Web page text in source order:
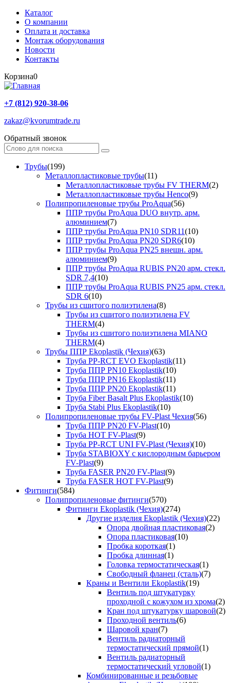
Каталог
О компании
Оплата и доставка
Монтаж оборудования
Новости
Контакты
Корзина0
+7 (812) 920-38-06
zakaz@kvorumtrade.ru
Обратный звонок
Трубы(199)
Металлопластиковые трубы(11)
Металлопластиковые трубы FV THERM(2)
Металлопластиковые трубы Henco(9)
Полипропиленовые трубы ProAqua(56)
ППР трубы ProAqua DUO внутр. арм.
алюминием(7)
ППР трубы ProAqua PN10 SDR11(10)
ППР трубы ProAqua PN20 SDR6(10)
ППР трубы ProAqua PN25 внешн. арм.
алюминием(9)
ППР трубы ProAqua RUBIS PN20 арм. стекл.
SDR 7,4(10)
ППР трубы ProAqua RUBIS PN25 арм. стекл.
SDR 6(10)
Трубы из сшитого полиэтилена(8)
Трубы из сшитого полиэтилена FV
THERM(4)
Трубы из сшитого полиэтилена MIANO
THERM(4)
Трубы ППР Ekoplastik (Чехия)(63)
Труба PP-RCT EVO Ekoplastik(11)
Труба ППР PN10 Ekoplastik(10)
Труба ППР PN16 Ekoplastik(11)
Труба ППР PN20 Ekoplastik(11)
Труба Fiber Basalt Plus Ekoplastik(10)
Труба Stabi Plus Ekoplastik(10)
Полипропиленовые трубы FV-Plast Чехия(56)
Труба ППР PN20 FV-Plast(10)
Труба HOT FV-Plast(9)
Труба PP-RCT UNI FV-Plast (Чехия)(10)
Труба STABIOXY с кислородным барьером
FV-Plast(9)
Труба FASER PN20 FV-Plast(9)
Труба FASER HOT FV-Plast(9)
Фитинги(584)
Полипропиленовые фитинги(570)
Фитинги Ekoplastik (Чехия)(274)
Другие изделия Ekoplastik (Чехия)(22)
Опора двойная пластиковая(2)
Опора пластиковая(10)
Пробка короткая(1)
Пробка длинная(1)
Головка термостатическая(1)
Свободный фланец (сталь)(7)
Краны и Вентили Ekoplastik(19)
Вентиль под штукатурку
проходной с кожухом из хрома(2)
Кран под штукатурку шаровой(2)
Проходной вентиль(6)
Шаровой кран(7)
Вентиль радиаторный
термостатический прямой(1)
Вентиль радиаторный
термостатический угловой(1)
Комбинированные и резьбовые